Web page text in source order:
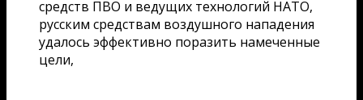
средств ПВО и ведущих технологий НАТО,
русским средствам воздушного нападения
удалось эффективно поразить намеченные
цели,